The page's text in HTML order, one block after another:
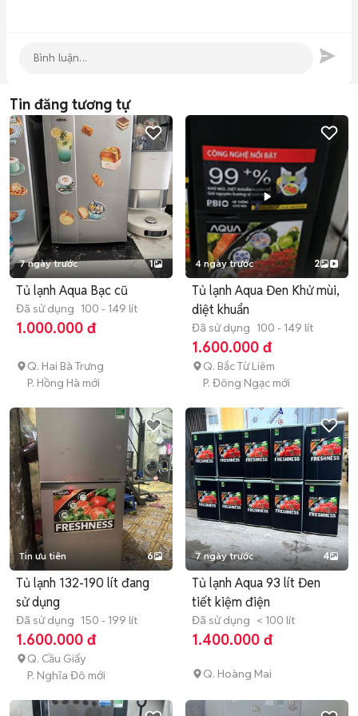
Tin đăng tương tự
7 ngày trước 1
Tủ lạnh Aqua Bạc cũ
Đã sử dụng 100 - 149 lít
1.000.000 đ
Q. Hai Bà Trưng
P. Hồng Hà mới
4 ngày trước 2
Tủ lạnh Aqua Đen Khử mùi,
diệt khuẩn
Đã sử dụng 100 - 149 lít
1.600.000 đ
Q. Bắc Từ Liêm
P. Đông Ngạc mới
Tin ưu tiên 6
Tủ lạnh 132-190 lít đang
sử dụng
Đã sử dụng 150 - 199 lít
1.600.000 đ
Q. Cầu Giấy
P. Nghĩa Đô mới
7 ngày trước 4
Tủ lạnh Aqua 93 lít Đen
tiết kiệm điện
Đã sử dụng < 100 lít
1.400.000 đ
Q. Hoàng Mai